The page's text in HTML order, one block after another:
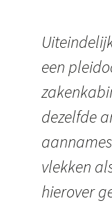
een
dezelfde
vlekken
hierover